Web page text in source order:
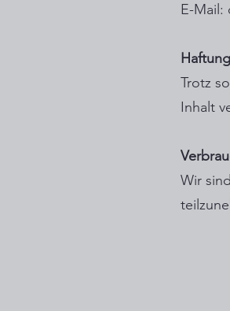
E-Mail:
Trotz
Inhalt
Wir